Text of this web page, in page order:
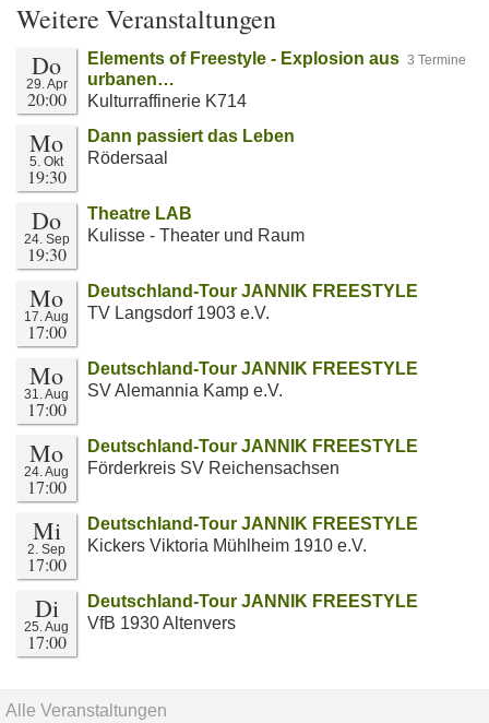
Weitere Veranstaltungen
Do
29. Apr
20:00
3 Termine
Elements of Freestyle - Explosion aus
urbanen…
Kulturraffinerie K714
Mo
5. Okt
19:30
Dann passiert das Leben
Rödersaal
Do
24. Sep
19:30
Theatre LAB
Kulisse - Theater und Raum
Mo
17. Aug
17:00
Deutschland-Tour JANNIK FREESTYLE
TV Langsdorf 1903 e.V.
Mo
31. Aug
17:00
Deutschland-Tour JANNIK FREESTYLE
SV Alemannia Kamp e.V.
Mo
24. Aug
17:00
Deutschland-Tour JANNIK FREESTYLE
Förderkreis SV Reichensachsen
Mi
2. Sep
17:00
Deutschland-Tour JANNIK FREESTYLE
Kickers Viktoria Mühlheim 1910 e.V.
Di
25. Aug
17:00
Deutschland-Tour JANNIK FREESTYLE
VfB 1930 Altenvers
Alle Veranstaltungen